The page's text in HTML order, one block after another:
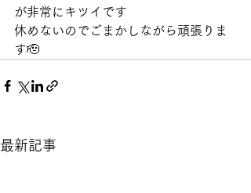
が非常にキツイです
休めないのでごまかしながら頑張りま
す🫡
最新記事